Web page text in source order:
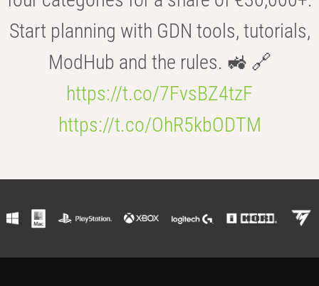
Start planning with GDN tools, tutorials,
ModHub and the rules. 🚜 🔗
https://t.co/7FvsBZ4tzF
https://t.co/OhR5kbODTM